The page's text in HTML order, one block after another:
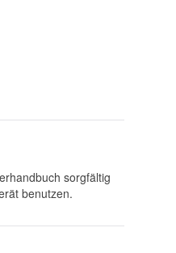
sorgfältig
benutzen.